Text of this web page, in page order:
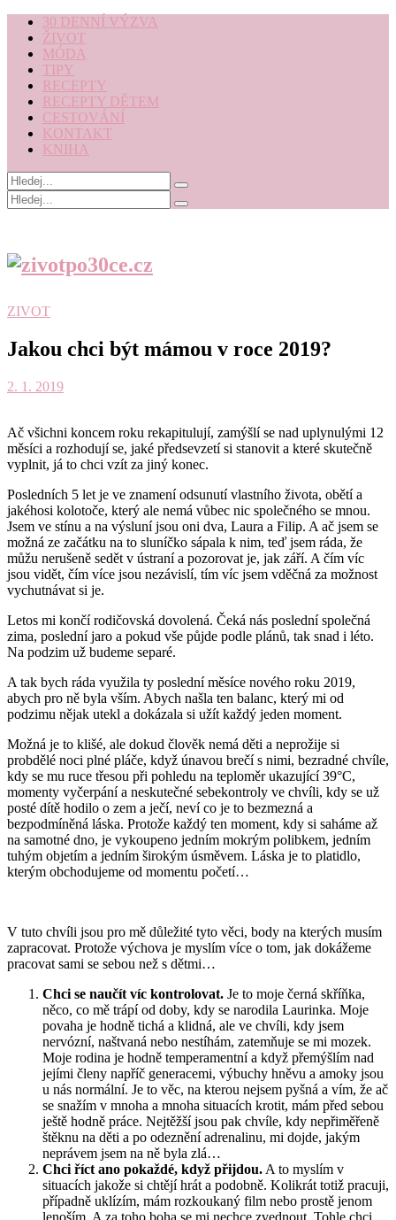
30 DENNÍ VÝZVA
ŽIVOT
MÓDA
TIPY
RECEPTY
RECEPTY DĚTEM
CESTOVÁNÍ
KONTAKT
KNIHA
ZIVOT
Jakou chci být mámou v roce 2019?
2. 1. 2019
Ač všichni koncem roku rekapitulují, zamýšlí se nad uplynulými 12
měsíci a rozhodují se, jaké předsevzetí si stanovit a které skutečně
vyplnit, já to chci vzít za jiný konec.
Posledních 5 let je ve znamení odsunutí vlastního života, obětí a
jakéhosi kolotoče, který ale nemá vůbec nic společného se mnou.
Jsem ve stínu a na výsluní jsou oni dva, Laura a Filip. A ač jsem se
možná ze začátku na to sluníčko sápala k nim, teď jsem ráda, že
můžu nerušeně sedět v ústraní a pozorovat je, jak září. A čím víc
jsou vidět, čím více jsou nezávislí, tím víc jsem vděčná za možnost
vychutnávat si je.
Letos mi končí rodičovská dovolená. Čeká nás poslední společná
zima, poslední jaro a pokud vše půjde podle plánů, tak snad i léto.
Na podzim už budeme separé.
A tak bych ráda využila ty poslední měsíce nového roku 2019,
abych pro ně byla vším. Abych našla ten balanc, který mi od
podzimu nějak utekl a dokázala si užít každý jeden moment.
Možná je to klišé, ale dokud člověk nemá děti a neprožije si
probdělé noci plné pláče, když únavou brečí s nimi, bezradné chvíle,
kdy se mu ruce třesou při pohledu na teploměr ukazující 39°C,
momenty vyčerpání a neskutečné sebekontroly ve chvíli, kdy se už
posté dítě hodilo o zem a ječí, neví co je to bezmezná a
bezpodmíněná láska. Protože každý ten moment, kdy si saháme až
na samotné dno, je vykoupeno jedním mokrým polibkem, jedním
tuhým objetím a jedním širokým úsměvem. Láska je to platidlo,
kterým obchodujeme od momentu početí…
V tuto chvíli jsou pro mě důležité tyto věci, body na kterých musím
zapracovat. Protože výchova je myslím více o tom, jak dokážeme
pracovat sami se sebou než s dětmi…
Chci se naučít víc kontrolovat. Je to moje černá skříňka,
něco, co mě trápí od doby, kdy se narodila Laurinka. Moje
povaha je hodně tichá a klidná, ale ve chvíli, kdy jsem
nervózní, naštvaná nebo nestíhám, zatemňuje se mi mozek.
Moje rodina je hodně temperamentní a když přemýšlím nad
jejími členy napříč generacemi, výbuchy hněvu a amoky jsou
u nás normální. Je to věc, na kterou nejsem pyšná a vím, že ač
se snažím v mnoha a mnoha situacích krotit, mám před sebou
ještě hodně práce. Nejtěžší jsou pak chvíle, kdy nepřiměřeně
štěknu na děti a po odeznění adrenalinu, mi dojde, jakým
neprávem jsem na ně byla zlá…
Chci říct ano pokaždé, když přijdou. A to myslím v
situacích jakože si chtějí hrát a podobně. Kolikrát totiž pracuji,
případně uklízím, mám rozkoukaný film nebo prostě jenom
lenoším. A za toho boha se mi nechce zvednout. Tohle chci